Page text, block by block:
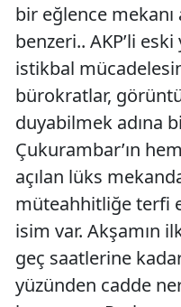
bir eğlence mekanı
benzeri.. AKP’li
istikbal
bürokratlar,
duyabilmek adına
Çukurambar’ın
açılan lüks
müteahhitliğe terfi
isim var. Akşamın
geç saatlerine
yüzünden cadde